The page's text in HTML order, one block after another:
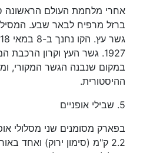
אחרי מלחמת העולם הראשונה
ברזל מרפיח לבאר שבע.
1927. גשר העץ וקרון
במקום שנבנה הגשר המקורי,
ההיסטורית.
5. שבילי אופניים
בפארק מסומנים שני מסלולי